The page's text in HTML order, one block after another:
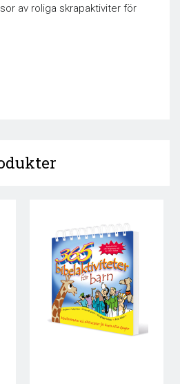
av roliga skrapaktiviter för